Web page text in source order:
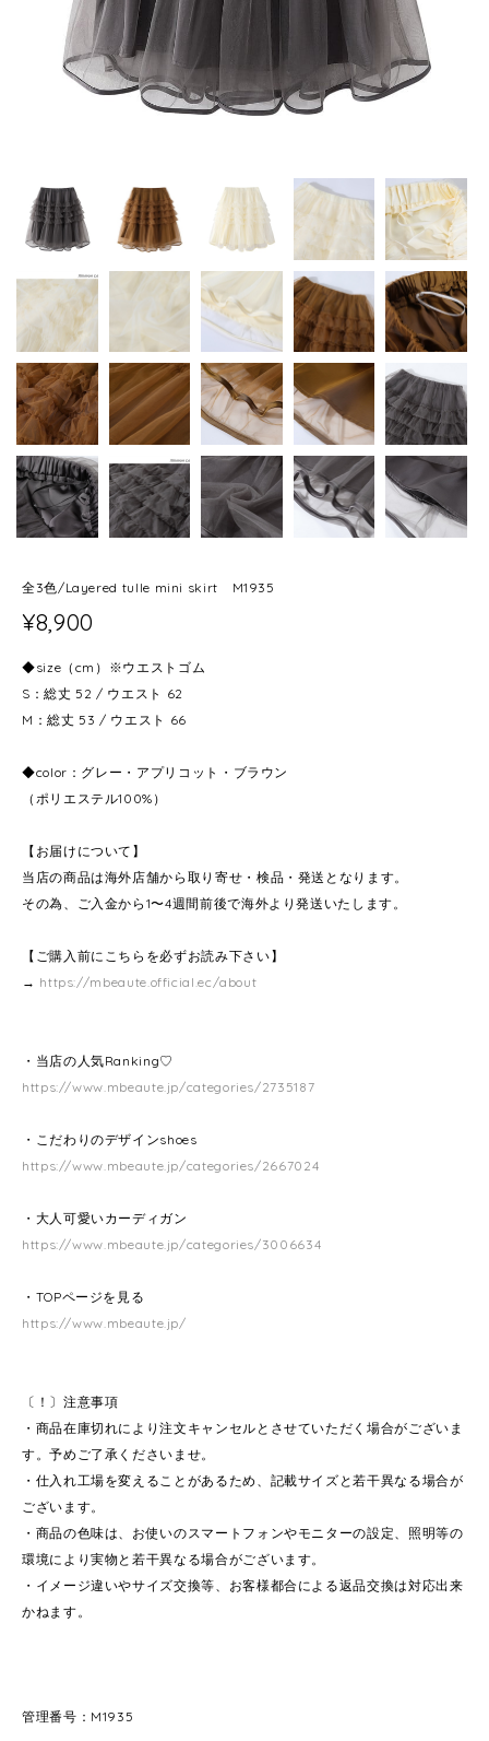
全3色/Layered tulle mini skirt M1935
¥8,900
◆size（cm）※ウエストゴム
S：総丈 52 / ウエスト 62
M：総丈 53 / ウエスト 66
◆color：グレー・アプリコット・ブラウン
（ポリエステル100%）
【お届けについて】
当店の商品は海外店舗から取り寄せ・検品・発送となります。
その為、ご入金から1〜4週間前後で海外より発送いたします。
【ご購入前にこちらを必ずお読み下さい】
→ https://mbeaute.official.ec/about
・当店の人気Ranking♡
https://www.mbeaute.jp/categories/2735187
・こだわりのデザインshoes
https://www.mbeaute.jp/categories/2667024
・大人可愛いカーディガン
https://www.mbeaute.jp/categories/3006634
・TOPページを見る
https://www.mbeaute.jp/
〔！〕注意事項
・商品在庫切れにより注文キャンセルとさせていただく場合がございま
す。予めご了承くださいませ。
・仕入れ工場を変えることがあるため、記載サイズと若干異なる場合が
ございます。
・商品の色味は、お使いのスマートフォンやモニターの設定、照明等の
環境により実物と若干異なる場合がございます。
・イメージ違いやサイズ交換等、お客様都合による返品交換は対応出来
かねます。
管理番号：M1935